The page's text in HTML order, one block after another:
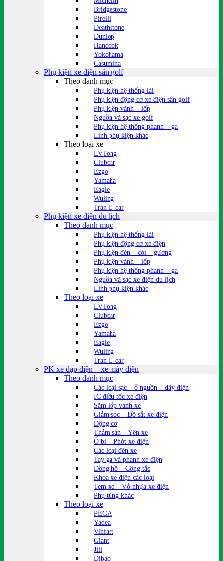
Bridgestone
Pirelli
Deathstone
Dunlop
Hancook
Yokohama
Casumina
Phụ kiện xe điện sân golf
Theo danh mục
Phụ kiện hệ thống lái
Phụ kiện động cơ xe điện sân golf
Phụ kiện vành – lốp
Nguồn và sạc xe golf
Phụ kiện hệ thống phanh – ga
Linh phụ kiện khác
Theo loại xe
LVTong
Clubcar
Ezgo
Yamaha
Eagle
Wuling
Tran E-car
Phụ kiện xe điện du lịch
Theo danh mục
Phụ kiện hệ thống lái
Phụ kiện động cơ xe điện
Phụ kiện đèn – còi – gương
Phụ kiện vành – lốp
Phụ kiện hệ thống phanh – ga
Nguồn và sạc xe điện du lịch
Linh phụ kiện khác
Theo loại xe
LVTong
Clubcar
Ezgo
Yamaha
Eagle
Wuling
Tran E-car
PK xe đạp điện – xe máy điện
Theo danh mục
Các loại sạc – ổ nguồn – dây điện
IC điều tốc xe điện
Săm lốp vành xe
Giảm sóc – Đồ sắt xe điện
Động cơ
Thảm sàn – Yên xe
Ổ bi – Phớt xe điện
Các loại đèn xe
Tay ga và phanh xe điện
Đồng hồ – Công tắc
Khóa xe điện các loại
Tem xe – Vỏ nhựa xe điện
Phụ tùng khác
Theo loại xe
PEGA
Yadea
Vinfast
Giant
Jili
Dibao